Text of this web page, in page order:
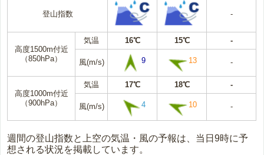
登山指数 -
高度1500m付近
（850hPa）
気温 16℃ 15℃ -
風(m/s) 9 13 -
高度1000m付近
（900hPa）
気温 17℃ 18℃ -
風(m/s) 4 10 -
週間の登山指数と上空の気温・風の予報は、当日9時に予
想される状況を掲載しています。